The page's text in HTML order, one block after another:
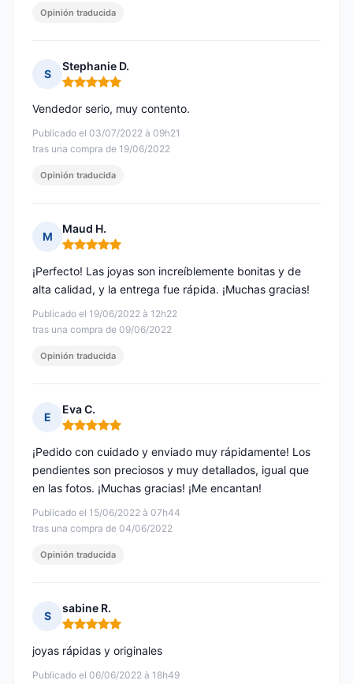
Opinión traducida
S
Stephanie D.
Nota: 5 de 5
Publicado el 03/07/2022 à 09h21
tras una compra de 19/06/2022
Vendedor serio, muy contento.
Opinión traducida
M
Maud H.
Nota: 5 de 5
Publicado el 19/06/2022 à 12h22
tras una compra de 09/06/2022
¡Perfecto! Las joyas son increíblemente bonitas y de
alta calidad, y la entrega fue rápida. ¡Muchas gracias!
Opinión traducida
E
Eva C.
Nota: 5 de 5
Publicado el 15/06/2022 à 07h44
tras una compra de 04/06/2022
¡Pedido con cuidado y enviado muy rápidamente! Los
pendientes son preciosos y muy detallados, igual que
en las fotos. ¡Muchas gracias! ¡Me encantan!
Opinión traducida
S
sabine R.
Nota: 5 de 5
Publicado el 06/06/2022 à 18h49
joyas rápidas y originales